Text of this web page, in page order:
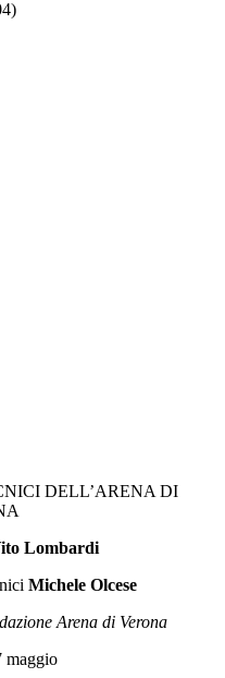
DELL’ARENA DI
Lombardi
Michele Olcese
Arena di Verona
maggio